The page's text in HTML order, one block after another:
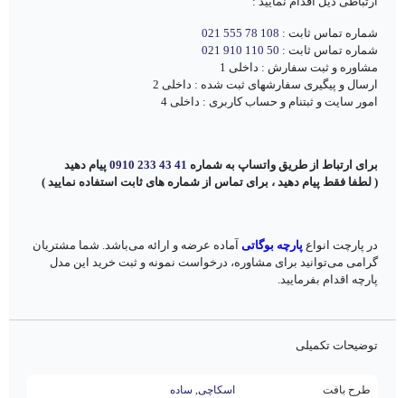
شماره تماس ثابت :
شماره تماس ثابت :
مشاوره و ثبت سفارش : داخلی 1
ارسال و پیگیری سفارشهای ثبت شده : داخلی 2
امور سایت و ثبتنام و حساب کاربری : داخلی 4
برای ارتباط از طریق واتساپ به شماره 41 43 233 0910
پیام دهید
( لطفا فقط پیام دهید ، برای تماس از شماره های ثابت استفاده نمایید )
در پارچت انواع پارچه بوگاتی آماده عرضه و ارائه می‌باشد. شما مشتریان
گرامی می‌توانید برای مشاوره، درخواست نمونه و ثبت خرید این مدل
پارچه اقدام بفرمایید.
توضیحات تکمیلی
طرح بافت اسکاچی, ساده